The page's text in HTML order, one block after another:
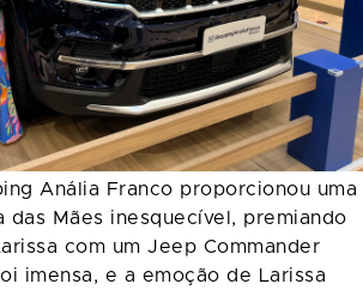
Anália Franco proporcionou uma
das Mães inesquecível, premiando
com um Jeep Commander
imensa, e a emoção de Larissa